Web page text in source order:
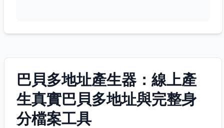
巴貝多地址產生器：線上產
生真實巴貝多地址與完整身
分檔案工具